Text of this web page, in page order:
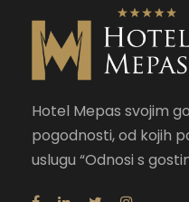
Hotel Mepas svojim
pogodnosti, od kojih
uslugu “Odnosi s